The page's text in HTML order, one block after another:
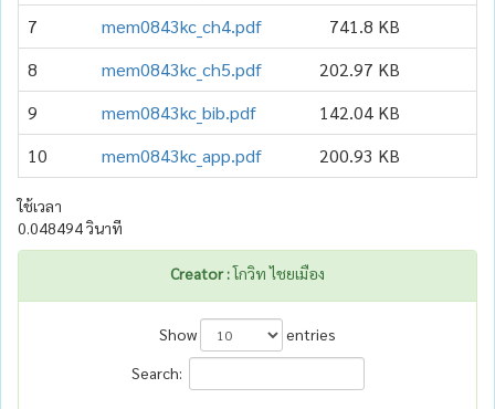
7
mem0843kc_ch4.pdf 741.8 KB
8
mem0843kc_ch5.pdf 202.97 KB
9
mem0843kc_bib.pdf 142.04 KB
10
mem0843kc_app.pdf 200.93 KB
ใช้เวลา
0.048494 วินาที
Creator :โกวิท ไชยเมือง
Show
entries
Search: